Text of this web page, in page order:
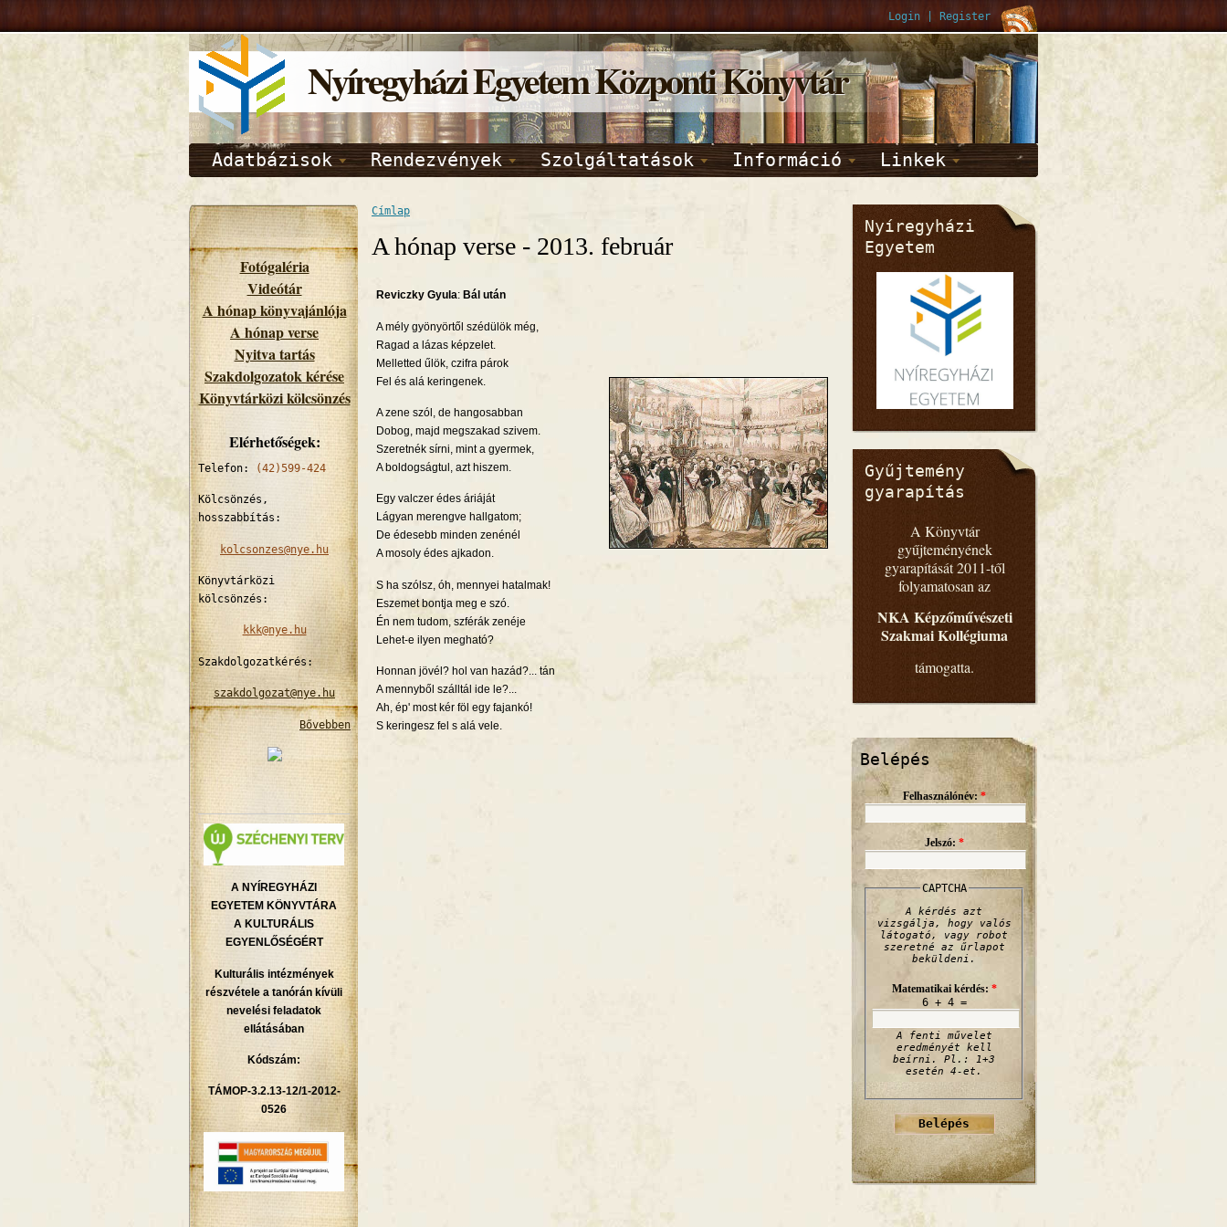
Login Register
Nyíregyházi Egyetem Központi Könyvtár
Adatbázisok Rendezvények Szolgáltatások Információ Linkek
Fotógaléria
Videótár
A hónap könyvajánlója
A hónap verse
Nyitva tartás
Szakdolgozatok kérése
Könyvtárközi kölcsönzés
Elérhetőségek:
Telefon: (42)599-424
Kölcsönzés,
hosszabbítás:
kolcsonzes@nye.hu
Könyvtárközi
kölcsönzés:
kkk@nye.hu
Szakdolgozatkérés:
szakdolgozat@nye.hu
Bővebben
A NYÍREGYHÁZI
EGYETEM KÖNYVTÁRA
A KULTURÁLIS
EGYENLŐSÉGÉRT
Kulturális intézmények
részvétele a tanórán kívüli
nevelési feladatok
ellátásában
Kódszám:
TÁMOP-3.2.13-12/1-2012-
0526
Címlap
A hónap verse - 2013. február
Reviczky Gyula: Bál után
A mély gyönyörtől szédülök még,
Ragad a lázas képzelet.
Melletted űlök, czifra párok
Fel és alá keringenek.
A zene szól, de hangosabban
Dobog, majd megszakad szivem.
Szeretnék sírni, mint a gyermek,
A boldogságtul, azt hiszem.
Egy valczer édes áriáját
Lágyan merengve hallgatom;
De édesebb minden zenénél
A mosoly édes ajkadon.
S ha szólsz, óh, mennyei hatalmak!
Eszemet bontja meg e szó.
Én nem tudom, szférák zenéje
Lehet-e ilyen megható?
Honnan jövél? hol van hazád?... tán
A mennyből szálltál ide le?...
Ah, ép' most kér föl egy fajankó!
S keringesz fel s alá vele.
Nyíregyházi
Egyetem
Gyűjtemény
gyarapítás
A Könyvtár
gyűjteményének
gyarapítását 2011-től
folyamatosan az
NKA Képzőművészeti
Szakmai Kollégiuma
támogatta.
Belépés
Felhasználónév:*
Jelszó: *
CAPTCHA
A kérdés azt
vizsgálja, hogy valós
látogató, vagy robot
szeretné az űrlapot
beküldeni.
Matematikai kérdés: *
6 + 4 =
A fenti művelet
eredményét kell
beírni. Pl.: 1+3
esetén 4-et.